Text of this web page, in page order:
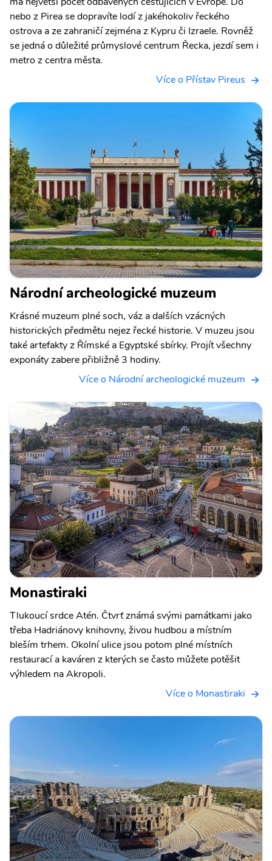
nebo z Pirea se dopravíte lodí z jakéhokoliv řeckého
ostrova a ze zahraničí zejména z Kypru či Izraele. Rovněž
se jedná o důležité průmyslové centrum Řecka, jezdí sem i
metro z centra města.
Více o Přístav Pireus
Národní archeologické muzeum
Krásné muzeum plné soch, váz a dalších vzácných
historických předmětu nejez řecké historie. V muzeu jsou
také artefakty z Římské a Egyptské sbírky. Projít všechny
exponáty zabere přibližně 3 hodiny.
Více o Národní archeologické muzeum
Monastiraki
Tlukoucí srdce Atén. Čtvrť známá svými památkami jako
třeba Hadriánovy knihovny, živou hudbou a místním
bleším trhem. Okolní ulice jsou potom plné místních
restaurací a kaváren z kterých se často můžete potěšit
výhledem na Akropoli.
Více o Monastiraki